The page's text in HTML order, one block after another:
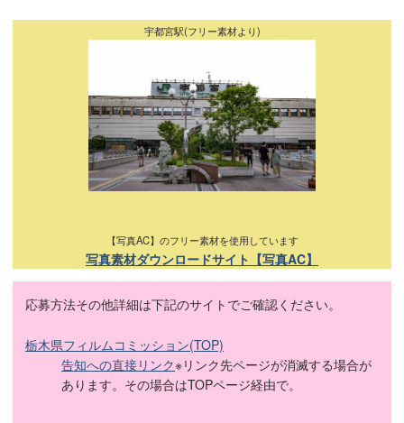
宇都宮駅(フリー素材より)
【写真AC】のフリー素材を使用しています
写真素材ダウンロードサイト【写真AC】
応募方法その他詳細は下記のサイトでご確認ください。
栃木県フィルムコミッション(TOP)
告知への直接リンク※リンク先ページが消滅する場合が
あります。その場合はTOPページ経由で。